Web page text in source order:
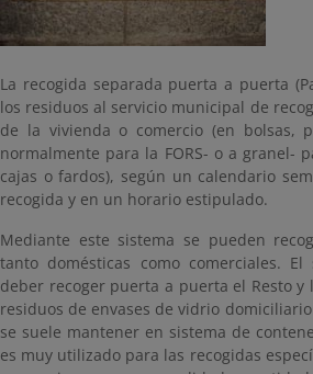
La recogida separada puerta a puerta
los residuos al servicio municipal de
de la vivienda o comercio (en bolsas,
normalmente para la FORS- o a granel-
cajas o fardos), según un calendario
recogida y en un horario estipulado.
Mediante este sistema se pueden
tanto domésticas como comerciales.
deber recoger puerta a puerta el Resto y
residuos de envases de vidrio
se suele mantener en sistema de
es muy utilizado para las recogidas